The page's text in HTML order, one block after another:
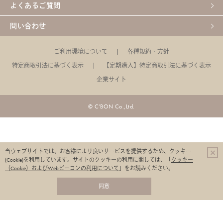
よくあるご質問
問い合わせ
ご利用環境について
各種規約・方針
特定商取引法に基づく表示
【定期購入】特定商取引法に基づく表示
企業サイト
© C'BON Co.,Ltd.
当ウェブサイトでは、お客様により良いサービスを提供するため、クッキー
(Cookie)を利用しています。 サイトのクッキーの利用に関しては、「 クッキー
（Cookie）およびWebビーコンの利用について 」をお読みください。
同意